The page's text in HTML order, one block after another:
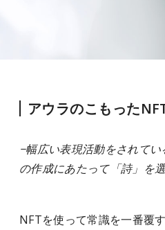
アウラのこもった
−幅広い表現活動をされて
の作成にあたって「詩」を
NFTを使って常識を一番覆